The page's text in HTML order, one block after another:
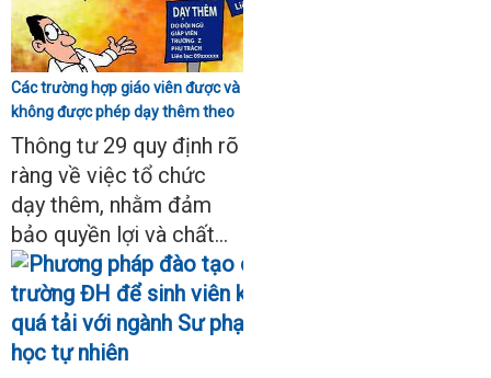
Các trường hợp giáo viên được và
không được phép dạy thêm theo
Thông tư 29
Thông tư 29 quy định rõ
ràng về việc tổ chức
dạy thêm, nhằm đảm
bảo quyền lợi và chất...